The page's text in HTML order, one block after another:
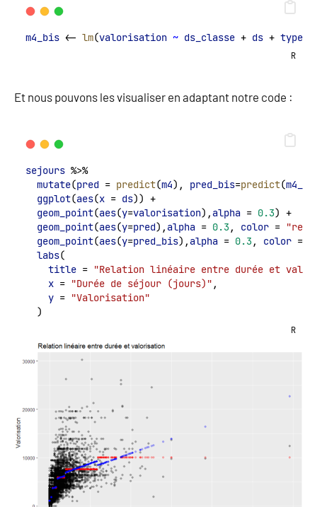
m4_bis <- lm(valorisation ~ ds_classe + ds +
R
Et nous pouvons les visualiser en adaptant notre code :
sejours %>%
mutate(pred = predict(m4), pred_bis=predict(
ggplot(aes(x = ds)) +
geom_point(aes(y=valorisation), alpha = 0.3) +
geom_point(aes(y=pred), alpha = 0.3, color = "red"
geom_point(aes(y=pred_bis), alpha = 0.3, color =
labs(
title = "Relation linéaire entre durée et
x = "Durée de séjour (jours)" ,
y = "Valorisation"
  )
R